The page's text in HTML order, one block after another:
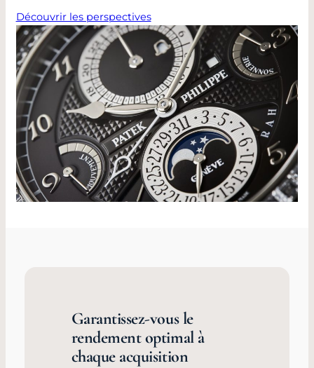
Découvrir les perspectives
Garantissez-vous le
rendement optimal à
chaque acquisition